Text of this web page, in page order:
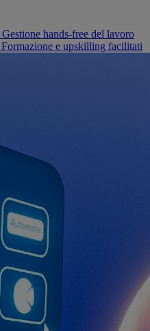
Gestione hands-free del lavoro
Formazione e upskilling facilitati